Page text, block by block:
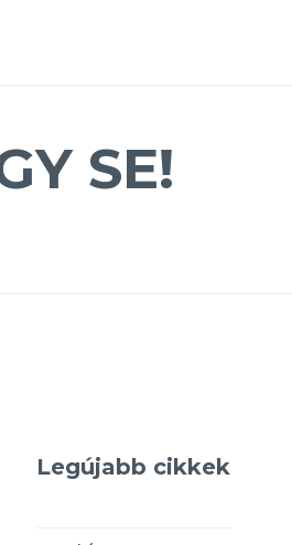
SE!
Legújabb cikkek